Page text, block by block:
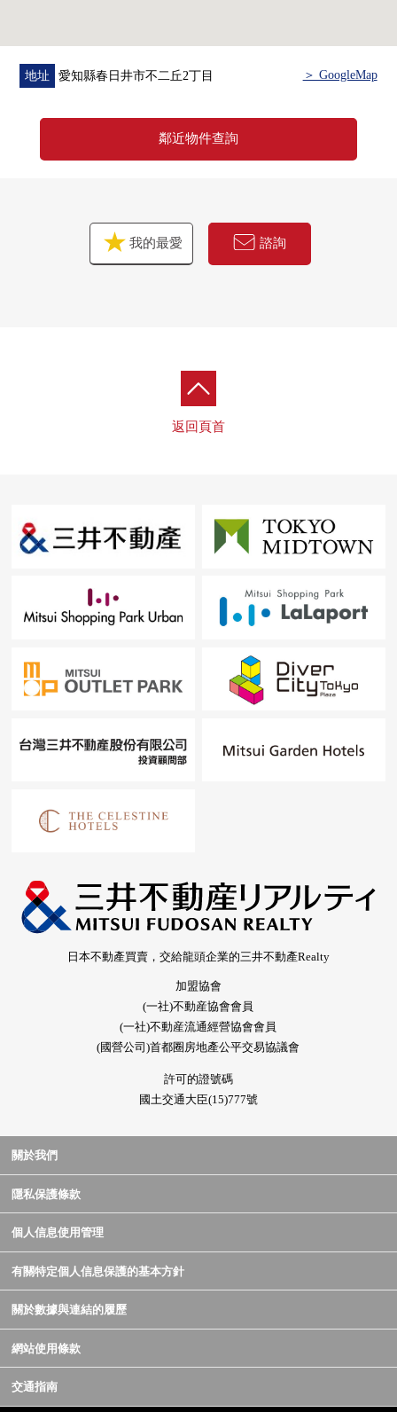
地址 愛知縣春日井市不二丘2丁目 ＞ GoogleMap
鄰近物件查詢
我的最愛 諮詢
返回頁首
日本不動產買賣，交給龍頭企業的三井不動產Realty
加盟協會
(一社)不動産協會會員
(一社)不動産流通經營協會會員
(國營公司)首都圈房地產公平交易協議會
許可的證號碼
國土交通大臣(15)777號
關於我們
隱私保護條款
個人信息使用管理
有關特定個人信息保護的基本方針
關於數據與連結的履歷
網站使用條款
交通指南